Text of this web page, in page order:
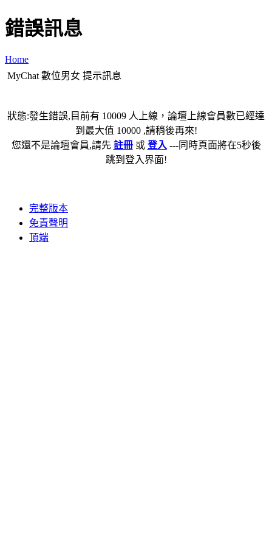
錯誤訊息
Home
MyChat 數位男女 提示訊息
狀態:發生錯誤,目前有 10009 人上線，論壇上線會員數已經達
到最大值 10000 ,請稍後再來!
您還不是論壇會員,請先 註冊或 登入 ---同時頁面將在5秒後
跳到登入界面!
完整版本
免責聲明
頂端